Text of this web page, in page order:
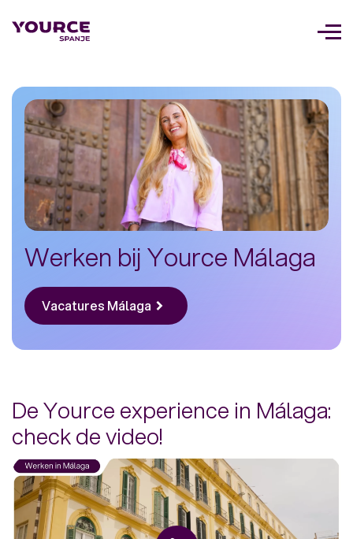
Werken bij Yource Málaga
Vacatures Málaga
De Yource experience in Málaga:
check de video!